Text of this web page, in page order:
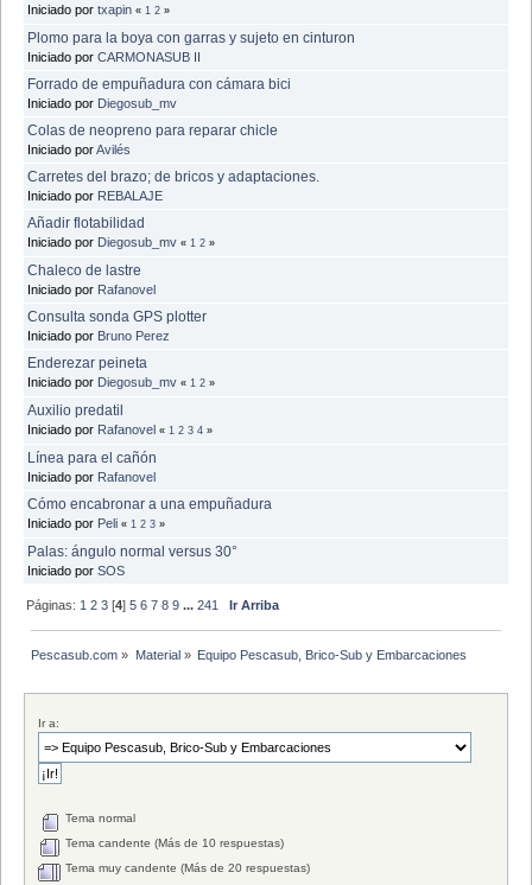
Iniciado por txapin « 1 2 »
Plomo para la boya con garras y sujeto en cinturon
Iniciado por CARMONASUB II
Forrado de empuñadura con cámara bici
Iniciado por Diegosub_mv
Colas de neopreno para reparar chicle
Iniciado porAvilés
Carretes del brazo; de bricos y adaptaciones.
Iniciado por REBALAJE
Añadir flotabilidad
Iniciado por Diegosub_mv « 1 2 »
Chaleco de lastre
Iniciado por Rafanovel
Consulta sonda GPS plotter
Iniciado por Bruno Perez
Enderezar peineta
Iniciado por Diegosub_mv « 1 2 »
Auxilio predatil
Iniciado por Rafanovel « 1 2 3 4 »
Línea para el cañón
Iniciado por Rafanovel
Cómo encabronar a una empuñadura
Iniciado por Peli « 1 2 3 »
Palas: ángulo normal versus 30°
Iniciado por SOS
Páginas: 1 2 3 [4]5 6 7 8 9 ...241 Ir Arriba
Pescasub.com » Material» Equipo Pescasub, Brico-Sub y Embarcaciones
Ir a:
Tema normal
Tema candente (Más de 10 respuestas)
Tema muy candente (Más de 20 respuestas)